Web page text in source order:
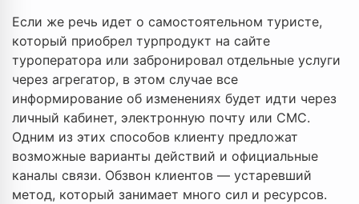
Если же речь идет о самостоятельном туристе,
который приобрел турпродукт на сайте
туроператора или забронировал отдельные услуги
через агрегатор, в этом случае все
информирование об изменениях будет идти через
личный кабинет, электронную почту или СМС.
Одним из этих способов клиенту предложат
возможные варианты действий и официальные
каналы связи. Обзвон клиентов — устаревший
метод, который занимает много сил и ресурсов.